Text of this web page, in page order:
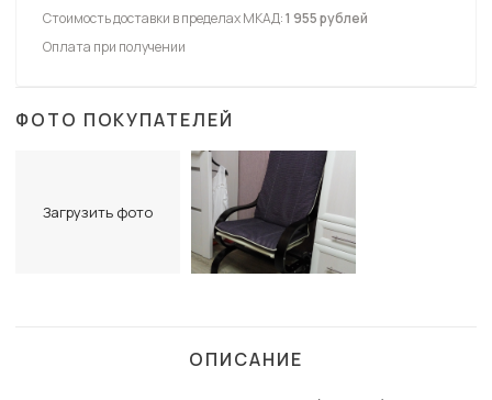
Стоимость доставки в пределах МКАД:1 955 рублей
Оплата при получении
ФОТО ПОКУПАТЕЛЕЙ
Загрузить фото
ОПИСАНИЕ